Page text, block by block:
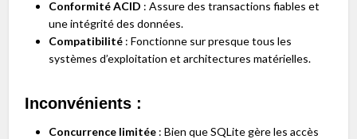
Conformité ACID : Assure des transactions fiables et
une intégrité des données.
Compatibilité : Fonctionne sur presque tous les
systèmes d’exploitation et architectures matérielles.
Inconvénients :
Concurrence limitée : Bien que SQLite gère les accès